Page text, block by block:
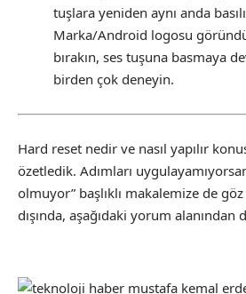
tuşlara yeniden aynı anda
Marka/Android logosu
bırakın, ses tuşuna basmaya
birden çok deneyin.
Hard reset nedir ve nasıl yapılır
özetledik. Adımları
olmuyor” başlıklı makalemize de
dışında, aşağıdaki yorum